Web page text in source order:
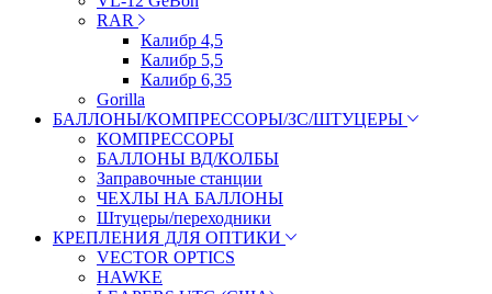
RAR
Калибр 4,5
Калибр 5,5
Калибр 6,35
Gorilla
БАЛЛОНЫ/КОМПРЕССОРЫ/ЗС/ШТУЦЕРЫ
КОМПРЕССОРЫ
БАЛЛОНЫ ВД/КОЛБЫ
Заправочные станции
ЧЕХЛЫ НА БАЛЛОНЫ
Штуцеры/переходники
КРЕПЛЕНИЯ ДЛЯ ОПТИКИ
VECTOR OPTICS
HAWKE